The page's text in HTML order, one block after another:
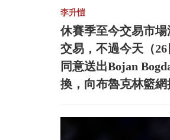
李升愷
休賽季至今交易市
交易，不過今天（
同意送出Bojan
換，向布魯克林籃網